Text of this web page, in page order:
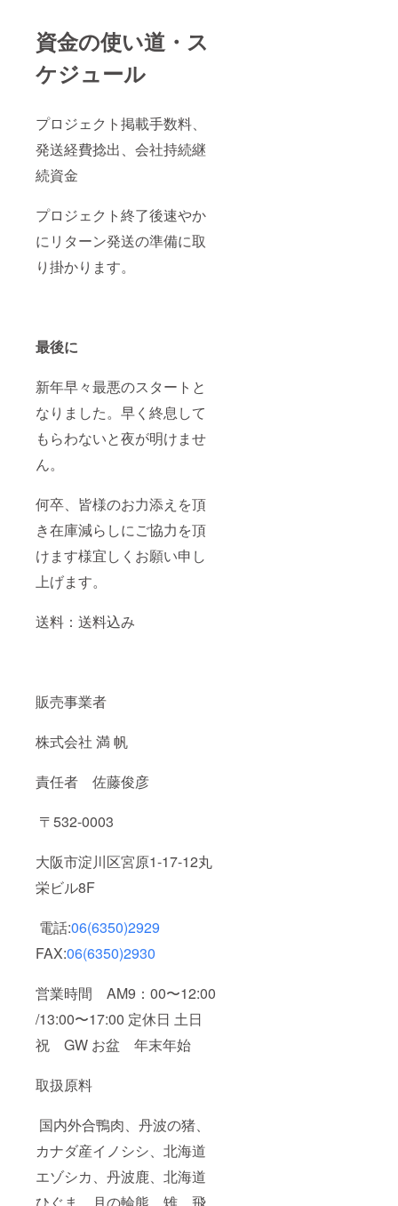
資金の使い道・ス
ケジュール
プロジェクト掲載手数料、
発送経費捻出、会社持続継
続資金
プロジェクト終了後速やか
にリターン発送の準備に取
り掛かります。
最後に
新年早々最悪のスタートと
なりました。早く終息して
もらわないと夜が明けませ
ん。
何卒、皆様のお力添えを頂
き在庫減らしにご協力を頂
けます様宜しくお願い申し
上げます。
送料：送料込み
販売事業者
株式会社 満 帆
責任者 佐藤俊彦
〒532-0003
大阪市淀川区宮原1-17-12丸
栄ビル8F
電話:06(6350)2929
FAX:06(6350)2930
営業時間 AM9：00〜12:00
/13:00〜17:00 定休日 土日
祝 GW お盆 年末年始
取扱原料
国内外合鴨肉、丹波の猪、
カナダ産イノシシ、北海道
エゾシカ、丹波鹿、北海道